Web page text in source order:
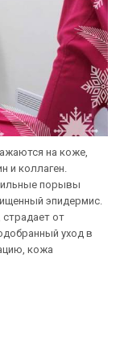
на коже,
и коллаген.
порывы
эпидермис.
страдает от
уход в
кожа